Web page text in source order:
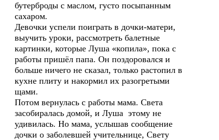
бутерброды с маслом, густо посыпанным
сахаром.
Девочки успели поиграть в дочки-матери,
выучить уроки, рассмотреть балетные
картинки, которые Луша «копила», пока с
работы пришёл папа. Он поздоровался и
больше ничего не сказал, только растопил в
кухне плиту и накормил их разогретыми
щами.
Потом вернулась с работы мама. Света
засобиралась домой, и Луша этому не
удивилась. Но мама, услышав сообщение
дочки о заболевшей учительнице, Свету